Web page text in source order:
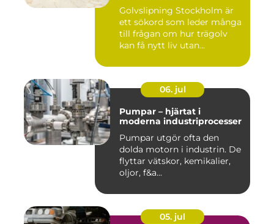
Golvslipning Stockholm är
ett sökord som leder många
till frågan om hur trägolv
kan få nytt liv utan...
06. jul
Pumpar – hjärtat i
moderna industriprocesser
Pumpar utgör ofta den
dolda motorn i industrin. De
flyttar vätskor, kemikalier,
oljor, f&a...
05. jul